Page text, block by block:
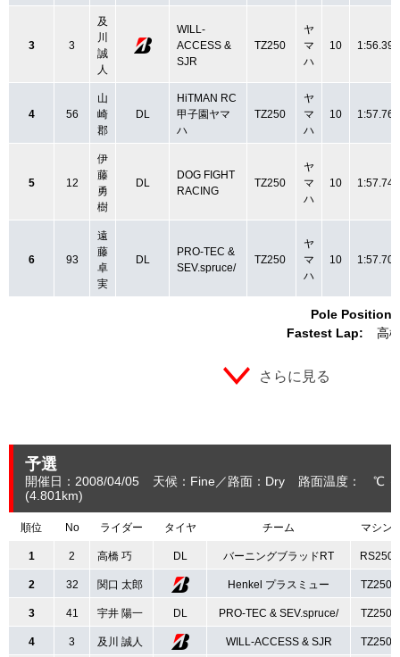
Pole Position:
Fastest Lap:
高
3 3
及
川
誠
人
WILL-
ACCESS &
SJR
TZ250
ヤ
マ
ハ
10 1:56.394
4 56
山
崎
郡
DL
HiTMAN RC
甲子園ヤマ
ハ
TZ250
ヤ
マ
ハ
10 1:57.768
5 12
伊
藤
勇
樹
DL
DOG FIGHT
RACING
TZ250
ヤ
マ
ハ
10 1:57.746
6 93
遠
藤
卓
実
DL
PRO-TEC &
SEV.spruce/
TZ250
ヤ
マ
ハ
10 1:57.705
さらに見る
予選
開催日：2008/04/05 天候：Fine 路面：Dry
路面温度： ℃
(4.801 km)
順位 No ライダー タイヤ チーム マシン
1 2 高橋 巧 DL バーニングブラッドRT RS250
2 32 関口 太郎 Henkel プラスミュー TZ250
3 41 宇井 陽一 DL PRO-TEC & SEV.spruce/ TZ250
4 3 及川 誠人 WILL-ACCESS & SJR TZ250